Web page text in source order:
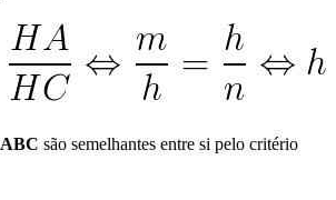
ABC são semelhantes entre si pelo critério